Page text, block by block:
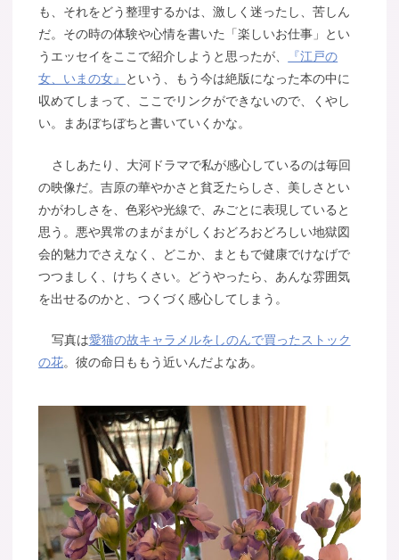
も、それをどう整理するかは、激しく迷ったし、苦しん
だ。その時の体験や心情を書いた「楽しいお仕事」とい
うエッセイをここで紹介しようと思ったが、
『江戸の
女、いまの女』
という、もう今は絶版になった本の中に
収めてしまって、ここでリンクができないので、くやし
い。まあぼちぼちと書いていくかな。
さしあたり、大河ドラマで私が感心しているのは毎回
の映像だ。吉原の華やかさと貧乏たらしさ、美しさとい
かがわしさを、色彩や光線で、みごとに表現していると
思う。悪や異常のまがまがしくおどろおどろしい地獄図
会的魅力でさえなく、どこか、まともで健康でけなげで
つつましく、けちくさい。どうやったら、あんな雰囲気
を出せるのかと、つくづく感心してしまう。
写真は愛猫の故キャラメルをしのんで買ったストック
の花。彼の命日ももう近いんだよなあ。